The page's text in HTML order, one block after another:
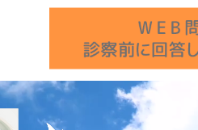
アクセス
喘息について